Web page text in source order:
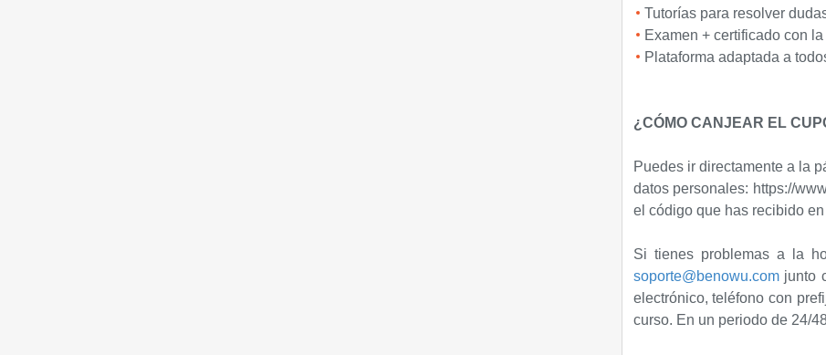
Tutorías para resolver
Examen + certificado con
Plataforma adaptada a
¿CÓMO CANJEAR EL
Puedes ir directamente a la
datos personales: https://
el código que has recibido
Si tienes problemas a la
soporte@benowu.comjunto
electrónico, teléfono con
curso. En un periodo de 24/